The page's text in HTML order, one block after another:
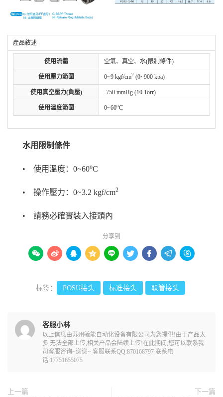
產品敘述
使用流體 空氣、真空、水(限制條件)
使用壓力範圍 0~9 kgf/cm2 (0~900 kpa)
使用真空壓力(負壓) -750 mmHg (10 Torr)
使用溫度範圍 0~60oC
水用限制條件
• 使用溫度：0~60oC
• 操作壓力：0~3.2 kgf/cm2
• 請務必確實裝入接頭內
分享到
        
标签： POSU接头 标准接头 联管接头
客服小林
以上信息由苏州毓能自动化设备有限公司为您提供!由于产品太
多,无法全部上传,相关产品会陆续上传!在此期间,您可以联系我
司客服咨询~谢谢~ 客服联系QQ:870168797 联系电
话:17751655075
上一篇
下一篇